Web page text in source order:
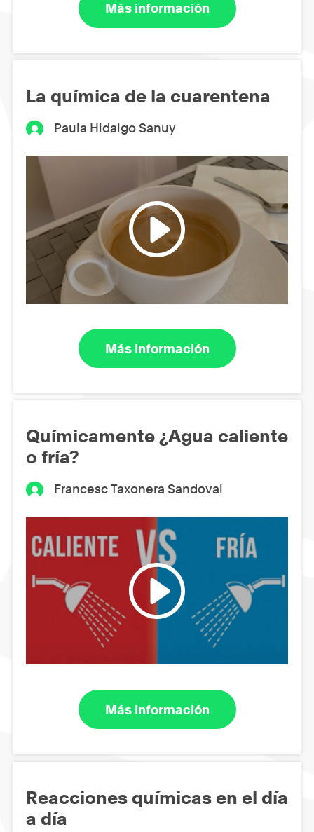
Más información
La química de la cuarentena
Paula Hidalgo Sanuy
Más información
Químicamente ¿Agua caliente
o fría?
Francesc Taxonera Sandoval
Más información
Reacciones químicas en el día
a día